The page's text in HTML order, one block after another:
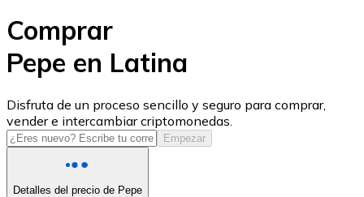
USD Coin
USDC
Comprar
Pepe en Latina
Disfruta de un proceso sencillo y seguro para comprar,
vender e intercambiar criptomonedas.
Empezar
Detalles del precio de Pepe